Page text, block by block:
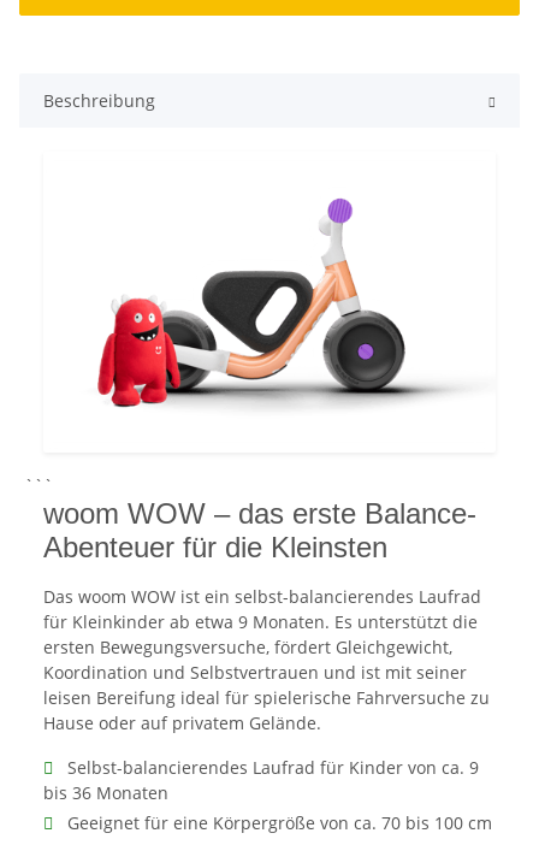
Beschreibung
```
woom WOW – das erste Balance-
Abenteuer für die Kleinsten
Das woom WOW ist ein selbst-balancierendes Laufrad
für Kleinkinder ab etwa 9 Monaten. Es unterstützt die
ersten Bewegungsversuche, fördert Gleichgewicht,
Koordination und Selbstvertrauen und ist mit seiner
leisen Bereifung ideal für spielerische Fahrversuche zu
Hause oder auf privatem Gelände.
Selbst-balancierendes Laufrad für Kinder von ca. 9
bis 36 Monaten
Geeignet für eine Körpergröße von ca. 70 bis 100 cm